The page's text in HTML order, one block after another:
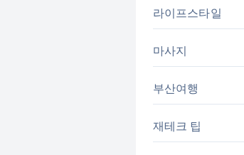
라이프스타일
마사지
부산여행
재테크 팁